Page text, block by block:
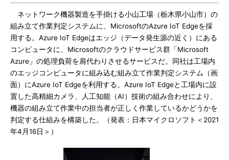
ネットワーク機器製造を手掛ける小山工場（栃木県小山市）の
組み立て作業判定システムに、MicrosoftのAzure IoT Edgeを採
用する。Azure IoT Edgeはエッジ（データ発生源の近く）にある
コンピュータに、Microsoftのクラウドサービス群「Microsoft
Azure」の処理負荷を肩代わりさせるサービスだ。同社は工場内
のエッジコンピュータに組み込む組み立て作業判定システム（画
面）にAzure IoT Edgeを利用する。Azure IoT Edgeと工場内に設
置した高精細カメラ、人工知能（AI）技術の組み合わせにより、
機器の組み立て作業中の担当者が正しく作業しているかどうかを
判定する仕組みを構築した。（発表：日本マイクロソフト＜2021
年4月16日＞）